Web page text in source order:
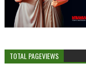
TOTAL PAGEVIEWS